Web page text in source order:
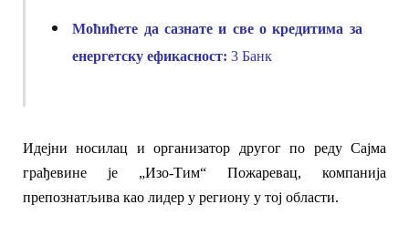
Моћићете да сазнате и све о кредитима за
енергетску ефикасност:3 Банк
Идејни носилац и организатор другог по реду Сајма
грађевине је „Изо-Тим“ Пожаревац, компанија
препознатљива као лидер у региону у тој области.